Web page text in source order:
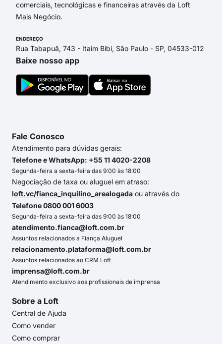
comerciais, tecnológicas e financeiras através da Loft
Mais Negócio.
ENDEREÇO
Rua Tabapuã, 743 - Itaim Bibi, São Paulo - SP, 04533-012
Baixe nosso app
Fale Conosco
Atendimento para dúvidas gerais:
Telefone e WhatsApp: +55 11 4020-2208
Segunda-feira a sexta-feira das 9:00 às 18:00
Negociação de taxa ou aluguel em atraso:
loft.vc/fianca_inquilino_arealogada ou através do
Telefone 0800 001 6003
Segunda-feira a sexta-feira das 9:00 às 18:00
atendimento.fianca@loft.com.br
Assuntos relacionados a Fiança Aluguel
relacionamento.plataforma@loft.com.br
Assuntos relacionados ao CRM Loft
imprensa@loft.com.br
Atendimento exclusivo aos profissionais de imprensa
Sobre a Loft
Central de Ajuda
Como vender
Como comprar